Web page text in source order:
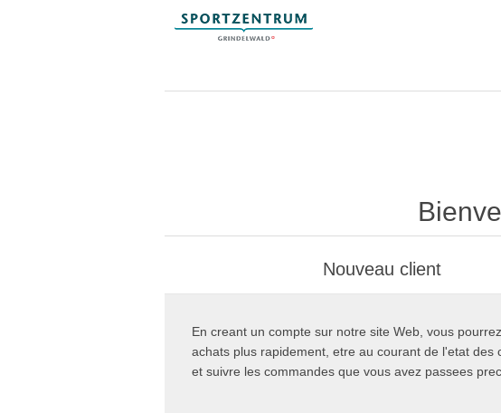
Nouveau client
En creant un compte sur notre site Web, vous
achats plus rapidement, etre au courant de l'etat des
et suivre les commandes que vous avez passees